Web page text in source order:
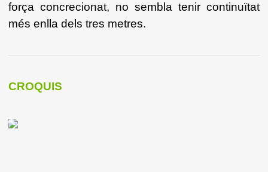
força concrecionat, no sembla tenir continuïtat
més enlla dels tres metres.
CROQUIS